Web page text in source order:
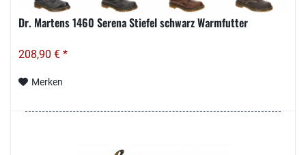
Dr. Martens 1460 Serena Stiefel schwarz Warmfutter
208,90 € *
Merken